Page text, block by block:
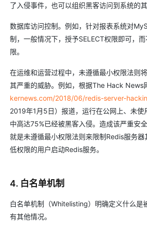
了入侵事件，也可以组织黑客访问到系统的其
数据库访问控制。例如，针对报表系统对
制，一般情况下，授予SELECT权限即可，
限。
在运维和运营过程中，未遵循最小权限法则
其严重的威胁。例如，根据The Hack News
kernews.com/2018/06/redis-server-
2019年1月5日）报道，运行在公网上、未使
中高达75%已经被黑客入侵。造成该严重安
就是未遵循最小权限法则来限制Redis服务
低权限的用户启动Redis服务。
4. 白名单机制
白名单机制（Whitelisting）明确定义什么是
有其他情况。